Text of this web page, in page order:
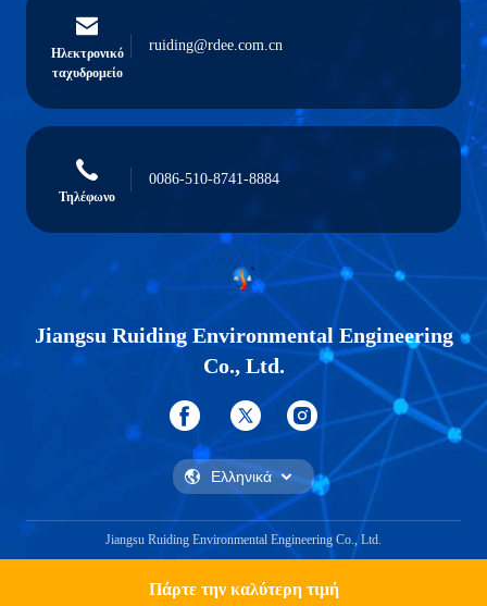
Πάρτε την καλύτερη τιμή
Ηλεκτρονικό
ταχυδρομείο
ruiding@rdee.com.cn
Τηλέφωνο
0086-510-8741-8884
Jiangsu Ruiding Environmental Engineering
Co., Ltd.
Jiangsu Ruiding Environmental Engineering Co., Ltd.
Get a Quote